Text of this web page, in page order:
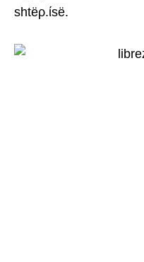
shtëρ.ίsë.